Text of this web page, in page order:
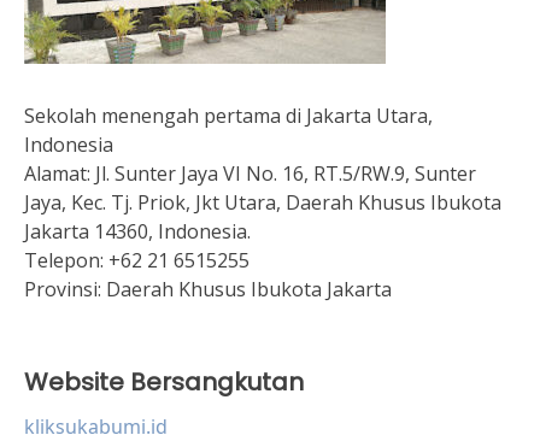
Sekolah menengah pertama di Jakarta Utara,
Indonesia
Alamat: Jl. Sunter Jaya VI No. 16, RT.5/RW.9, Sunter
Jaya, Kec. Tj. Priok, Jkt Utara, Daerah Khusus Ibukota
Jakarta 14360, Indonesia.
Telepon: +62 21 6515255
Provinsi: Daerah Khusus Ibukota Jakarta
Website Bersangkutan
kliksukabumi.id